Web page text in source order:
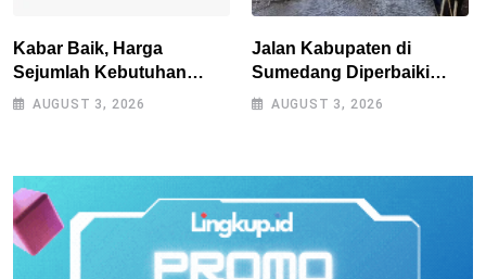
Kabar Baik, Harga
Sejumlah Kebutuhan
Pokok Turun, Jabar Alami
AUGUST 3, 2026
Jalan Kabupaten di
Sumedang Diperbaiki
Secara Swadaya Setelah
AUGUST 3, 2026